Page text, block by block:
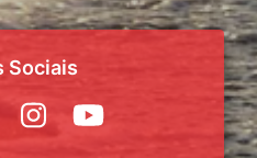
Sociais